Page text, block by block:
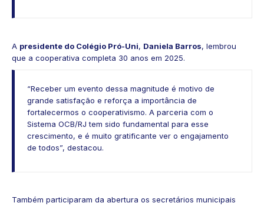
A presidente do Colégio Pró-Uni, Daniela Barros, lembrou
que a cooperativa completa 30 anos em 2025.
“Receber um evento dessa magnitude é motivo de
grande satisfação e reforça a importância de
fortalecermos o cooperativismo. A parceria com o
Sistema OCB/RJ tem sido fundamental para esse
crescimento, e é muito gratificante ver o engajamento
de todos”, destacou.
Também participaram da abertura os secretários municipais